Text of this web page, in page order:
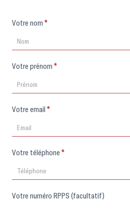
Formulaire
Votre nom *
Votre prénom *
Votre email *
Votre téléphone *
Votre numéro RPPS (facultatif)